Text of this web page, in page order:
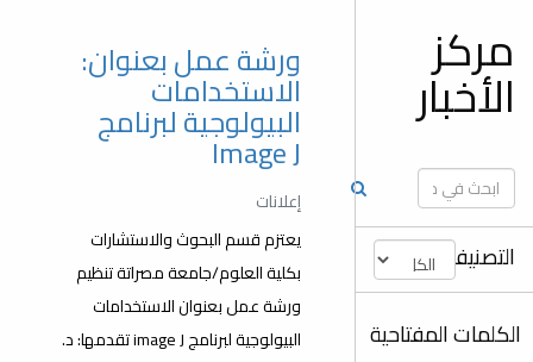
ورشة عمل بعنوان:
الاستخدامات
البيولوجية لبرنامج
Image J
إعلانات
يعتزم قسم البحوث والاستشارات
بكلية العلوم/جامعة مصراتة تنظيم
البيولوجية لبرنامج image J تقدمها: د.